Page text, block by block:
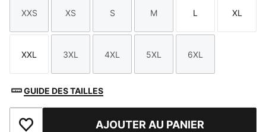
Taille
XXS
Taille
XS
Taille
S
Taille
M
Taille
L
Taille
XL
Taille
XXL
Taille
3XL
Taille
4XL
Taille
5XL
Taille
6XL
GUIDE DES TAILLES
AJOUTER AU PANIER